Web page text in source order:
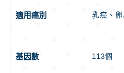
適用癌別 乳癌、
基因數 113個